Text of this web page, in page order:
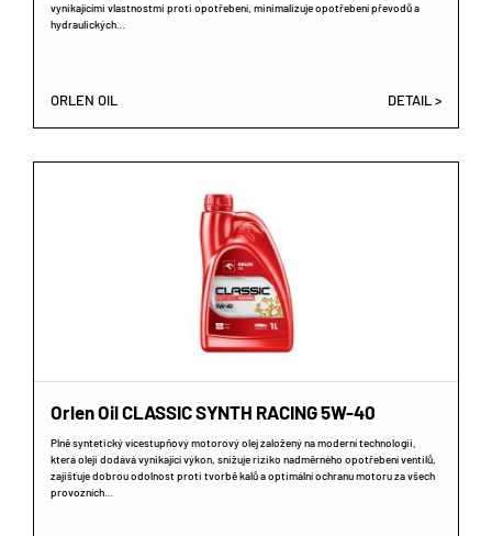
vynikajícími vlastnostmi proti opotřebení, minimalizuje opotřebení převodů a
hydraulických…
ORLEN OIL DETAIL >
Orlen Oil CLASSIC SYNTH RACING 5W-40
Plně syntetický vícestupňový motorový olej založený na moderní technologii,
která oleji dodává vynikající výkon, snižuje riziko nadměrného opotřebení ventilů,
zajišťuje dobrou odolnost proti tvorbě kalů a optimální ochranu motoru za všech
provozních…